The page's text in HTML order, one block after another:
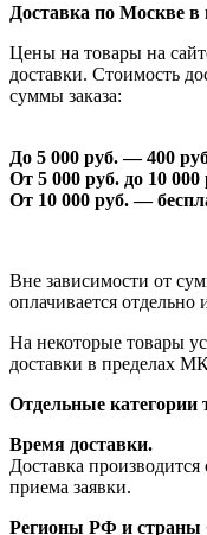
Доставка по Москве
Цены на товары на
доставки. Стоимость
суммы заказа:
До 5 000 руб. —400
От 5 000 руб. до 10
От 10 000 руб. —
Вне зависимости от
оплачивается отдельно
На некоторые товары
доставки в пределах
Отдельные категории
Время доставки.
Доставка
приема заявки.
Регионы РФ и